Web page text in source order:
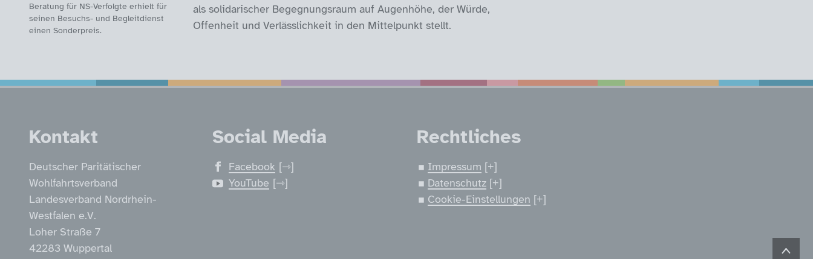
Beratung für NS-Verfolgte erhielt für
seinen Besuchs- und Begleitdienst
einen Sonderpreis.
als solidarischer Begegnungsraum auf Augenhöhe, der Würde,
Offenheit und Verlässlichkeit in den Mittelpunkt stellt.
Service Informationen
Kontakt
Deutscher Paritätischer
Wohlfahrtsverband
Landesverband Nordrhein-
Westfalen e.V.
Loher Straße 7
42283 Wuppertal
Social Media
Facebook
YouTube
Rechtliches
Impressum
Datenschutz
Cookie-Einstellungen